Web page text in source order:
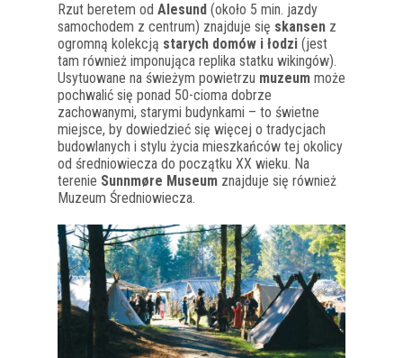
Rzut beretem od Alesund (około 5 min. jazdy
samochodem z centrum) znajduje się skansen z
ogromną kolekcją starych domów i łodzi (jest
tam również imponująca replika statku wikingów).
Usytuowane na świeżym powietrzu muzeum może
pochwalić się ponad 50-cioma dobrze
zachowanymi, starymi budynkami – to świetne
miejsce, by dowiedzieć się więcej o tradycjach
budowlanych i stylu życia mieszkańców tej okolicy
od średniowiecza do początku XX wieku. Na
terenie Sunnmøre Museum znajduje się również
Muzeum Średniowiecza.